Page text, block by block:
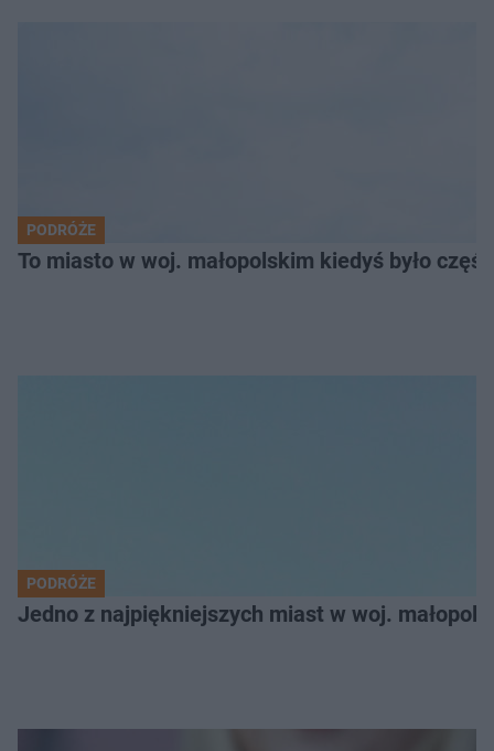
PODRÓŻE
To miasto w woj. małopolskim kiedyś było
PODRÓŻE
Jedno z najpiękniejszych miast w woj.